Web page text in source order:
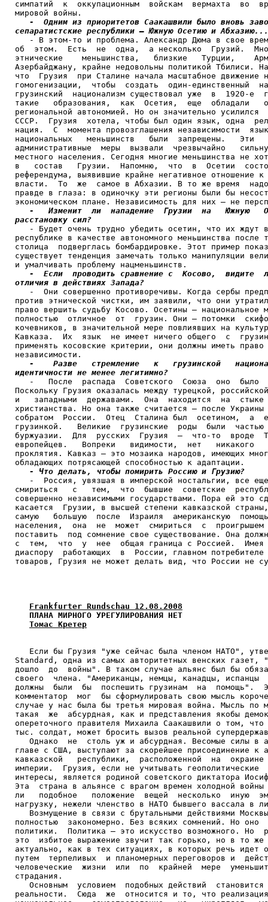
симпатий  к  оккупационным  войскам  вермахта  во
мировой войны.
-  Одним из приоритетов Саакашвили было вновь
сепаратистские республики – Южную Осетию и
- В этом-то и проблема. Александр Дюма в свое
об  этом.  Есть  не  одна,  а несколько  Грузий.
этнические    меньшинства,   близкие   Турции,
Азербайджану, крайне недовольны политикой Тбилиси.
что  Грузия  при Сталине начала масштабное движение
гомогенизации,  чтобы  создать  один-единственный
грузинский  национализм существовал уже  в  1920-е
такие   образования,  как  Осетия,  еще  обладали
региональной автономией. Но он значительно усилился
СССР.  Грузия  хотела, чтобы был один язык, одна
нация.  С  момента провозглашения независимости
национальных   меньшинств   были  запрещены.   Эти
административные  меры  вызвали  чрезвычайно
местного населения. Сегодня многие меньшинства не
в   состав   Грузии.  Напомню,  что  в  Осетии
референдума, выявившие крайне негативное отношение к
власти.  То  же  самое в Абхазии. В то же время
правде в глаза: в одиночку эти регионы были бы
экономическом плане. Независимость для них – не
-   Изменит  ли  нападение  Грузии  на   Южную
расстановку сил?
- Будет очень трудно убедить осетин, что их ждут в
республике в качестве автономного меньшинства после
столица  подверглась бомбардировке. Этот пример
существует тенденция замечать только манипуляции
и умалчивать проблему нацменьшинств.
-  Если  проводить сравнение с  Косово,  видите
отличия в действиях Запада?
-  Они совершенно противоречивы. Когда сербы
против этнической чистки, им заявили, что они
право вершить судьбу Косово. Осетины – национальное
полностью  отличное  от  грузин. Они – потомки
кочевников, в значительной мере повлиявших на
Кавказа.  Их  язык  не имеет ничего общего  с
применять косовские критерии, они должны иметь право
независимости.
-    Разве   стремление   к   грузинской
идентичности не менее легитимно?
-   После  распада  Советского  Союза  оно  было
Поскольку Грузия оказалась между турецкой,
и   западными  державами.  Она  находится  на
христианства. Но она также считается – после Украины
собратом  России.  Отец  Сталина был  осетином,  а
грузинкой.   Великие  грузинские  роды  были  частью
буржуазии.  Для  русских  Грузия  –  что-то  вроде
европейцев.   Вопреки   видимости,  нет   никакого
проклятия. Кавказ – это мозаика народов, имеющих
обладающих потрясающей способностью к адаптации.
- Что делать, чтобы помирить Россию и Грузию?
-  Россия, увязшая в имперской ностальгии, все
смириться   с   тем,  что  бывшие  советские
совершенно независимыми государствами. Пора ей это
касается  Грузии, в высшей степени кавказской
самую   большую  после  Израиля  американскую
населения,  она  не  может  смириться  с
поставить  под сомнение свое существование. Она
с  тем,  что  у  нее  общая граница с Россией.  Имея
диаспору  работающих  в  России, главном потребителе
товаров, Грузия не может делать вид, что России не
Frankfurter Rundschau 12.08.2008
ПЛАНА МИРНОГО УРЕГУЛИРОВАНИЯ НЕТ
Томас Кретер
Если бы Грузия "уже сейчас была членом НАТО",
Standard, одна из самых авторитетных венских газет,
дошло  до  войны". В таком случае альянс был бы
своего  члена. "Американцы, немцы, канадцы,
должны  были  бы  поспешить грузинам  на  помощь".
комментатор  мог  бы сформулировать свою мысль
случае у нас была бы третья мировая война. Мысль по
такая  же  абсурдная, как и представления якобы
опереточного правителя Михаила Саакашвили о том,
тыс. солдат, может бросить вызов реальной
Однако  не  столь уж и абсурдная. Весомые силы в
главе с США, выступают за скорейшее присоединение к
кавказской   республики,  расположенной  на  окраине
империи.  Грузия, если не учитывать геополитические
интересы, является родиной советского диктатора
Эта  страна в альянсе с врагом времен холодной
ли   подобное   положение  вещей  несколько  иную
нагрузку, нежели членство в НАТО бывшего вассала в
Возмущение в связи с брутальными действиями
полностью  закономерно. Без всяких сомнений. Но оно
политики.  Политика – это искусство возможного. Но
это  избитое выражение звучит так горько, но в то же
актуально, как в тех ситуациях, в которых речь идет
путем  терпеливых  и планомерных переговоров и
человеческие  жизни  или  по  крайней  мере
страдания.
Основным  условием  подобных действий  становится
реальности.  Сюда  же  относится и то, что